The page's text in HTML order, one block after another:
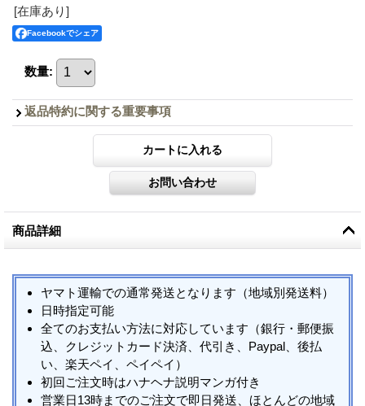
[在庫あり]
Facebookでシェア
数量:
返品特約に関する重要事項
商品詳細
ヤマト運輸での通常発送となります（地域別発送料）
日時指定可能
全てのお支払い方法に対応しています（銀行・郵便振
込、クレジットカード決済、代引き、Paypal、後払
い、楽天ペイ、ペイペイ）
初回ご注文時はハナヘナ説明マンガ付き
営業日13時までのご注文で即日発送、ほとんどの地域